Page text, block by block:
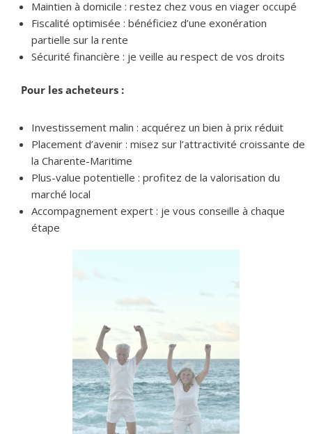
Maintien à domicile : restez chez vous en viager occupé
Fiscalité optimisée : bénéficiez d’une exonération
partielle sur la rente
Sécurité financière : je veille au respect de vos droits
Pour les acheteurs :
Investissement malin : acquérez un bien à prix réduit
Placement d’avenir : misez sur l’attractivité croissante de
la Charente-Maritime
Plus-value potentielle : profitez de la valorisation du
marché local
Accompagnement expert : je vous conseille à chaque
étape